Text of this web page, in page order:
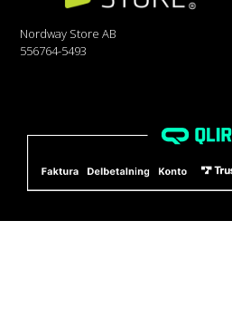
Nordway Store AB
556764-5493